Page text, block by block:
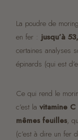
La poudre de
en fer : jusqu’à
certaines analyses
épinards (qui est
Ce qui rend le
c’est la vitamine
mêmes feuilles,
(c’est à dire un fer